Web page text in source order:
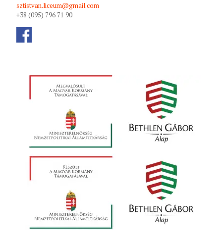
sztistvan.liceum@gmail.com
+38 (095) 796 71 90